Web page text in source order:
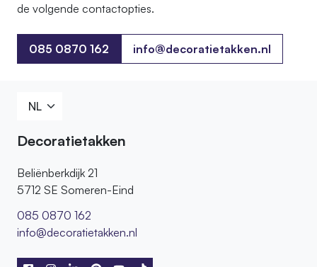
de volgende contactopties.
085 0870 162
085 0870 162
info@decoratietakken.nl
Decoratietakken
Beliënberkdijk 21
5712 SE Someren-Eind
085 0870 162
info@decoratietakken.nl